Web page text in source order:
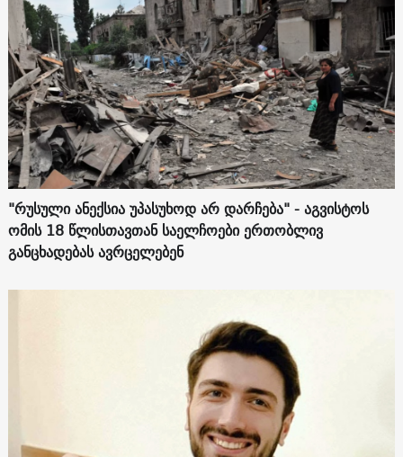
"რუსული ანექსია უპასუხოდ არ დარჩება" - აგვისტოს
ომის 18 წლისთავთან საელჩოები ერთობლივ
განცხადებას ავრცელებენ